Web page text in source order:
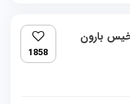
بارون
1858